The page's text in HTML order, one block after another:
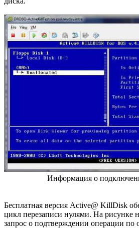
Информация о
Бесплатная версия Active@ KillDisk
цикл перезаписи нулями. На рисунке
запрос о подтверждении операции по